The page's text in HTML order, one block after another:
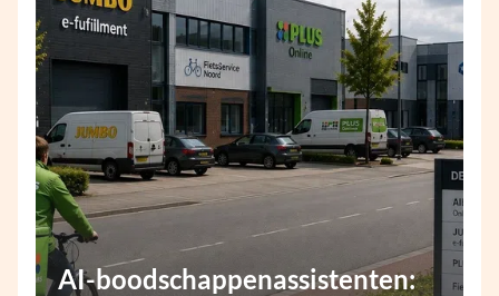
AI-boodschappenassistenten: